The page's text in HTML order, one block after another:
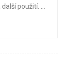
použití. ...